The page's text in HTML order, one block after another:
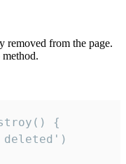
removed from the page.
{